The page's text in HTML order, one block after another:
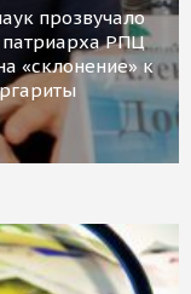
прозвучало
патриарха РПЦ
«склонение» к